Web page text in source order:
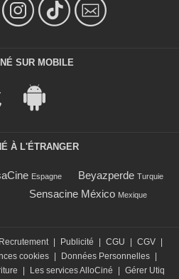
SUR MOBILE
À L'ÉTRANGER
Espagne Beyazperde Turquie
Sensacine México Mexique
Recrutement | Publicité | CGU | CGV |
cookies | Données Personnelles |
| Les services AlloCiné | Gérer Utiq